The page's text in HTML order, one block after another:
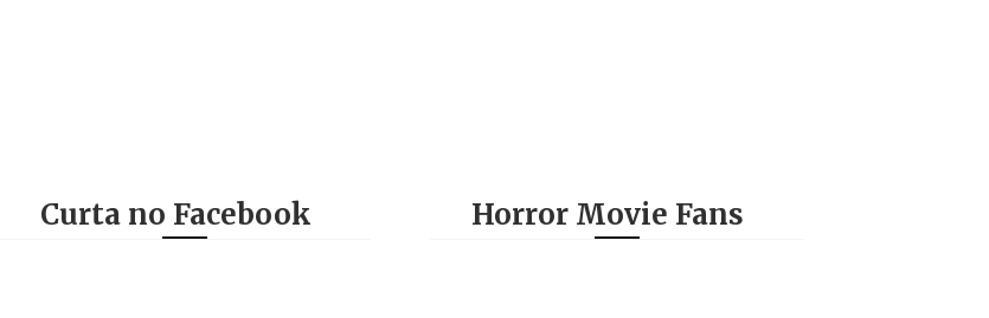
Curta no Facebook Horror Movie Fans